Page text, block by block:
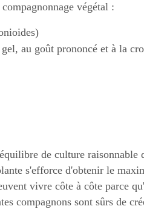
végétal :
au goût prononcé et à la
de culture
s'efforce d'obtenir le
vivre côte à côte parce
compagnons sont sûrs de